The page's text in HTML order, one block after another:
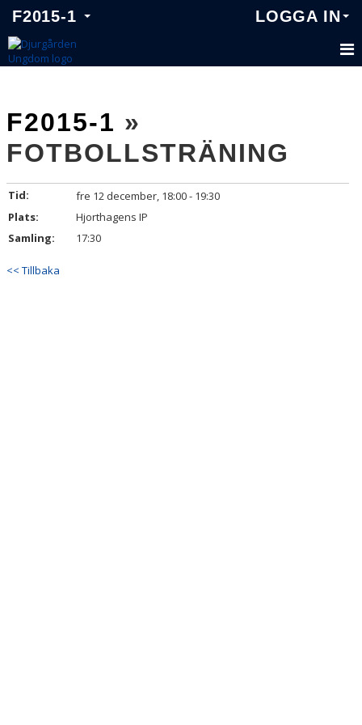
F2015-1 LOGGA IN
TRUPPEN
KALENDER
MATCHER
F2015-1 »
FOTBOLLSTRÄNING
Tid:
fre 12 december, 18:00 - 19:30
Plats:
Hjorthagens IP
Samling:
17:30
<< Tillbaka